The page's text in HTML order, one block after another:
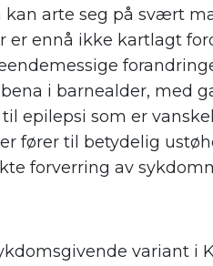
kan arte seg på svært
er ennå ikke kartlagt
i barnealder, med
epilepsi som er
fører til betydelig
forverring av
variant i